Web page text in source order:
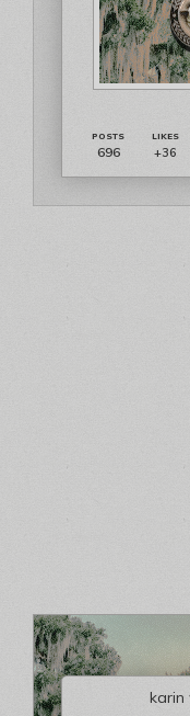
696 +36
karin